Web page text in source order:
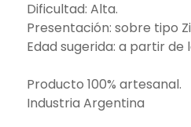
Dificultad: Alta.
Presentación: sobre tipo
Edad sugerida: a partir de
Producto 100% artesanal.
Industria Argentina